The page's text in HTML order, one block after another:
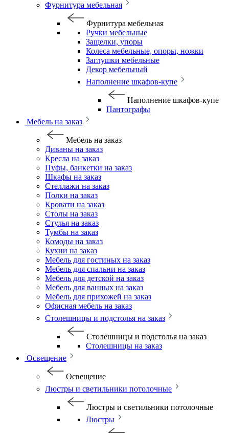
Фурнитура мебельная
Фурнитура мебельная
Ручки мебельные
Защелки, упоры
Колеса мебельные, опоры, ножки
Заглушки мебельные
Декор мебельный
Наполнение шкафов-купе
Наполнение шкафов-купе
Пантографы
Мебель на заказ
Мебель на заказ
Диваны на заказ
Кресла на заказ
Пуфы, банкетки на заказ
Шкафы на заказ
Стеллажи на заказ
Полки на заказ
Кровати на заказ
Столы на заказ
Стулья на заказ
Тумбы на заказ
Комоды на заказ
Кухни на заказ
Мебель для гостиных на заказ
Мебель для спальни на заказ
Мебель для детской на заказ
Мебель для ванных на заказ
Мебель для прихожей на заказ
Офисная мебель на заказ
Столешницы и подстолья на заказ
Столешницы и подстолья на заказ
Столешницы на заказ
Освещение
Освещение
Люстры и светильники потолочные
Люстры и светильники потолочные
Люстры